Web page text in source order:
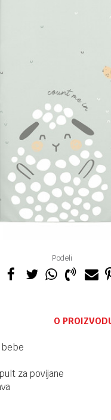
Podeli
O
bebe
za povijane